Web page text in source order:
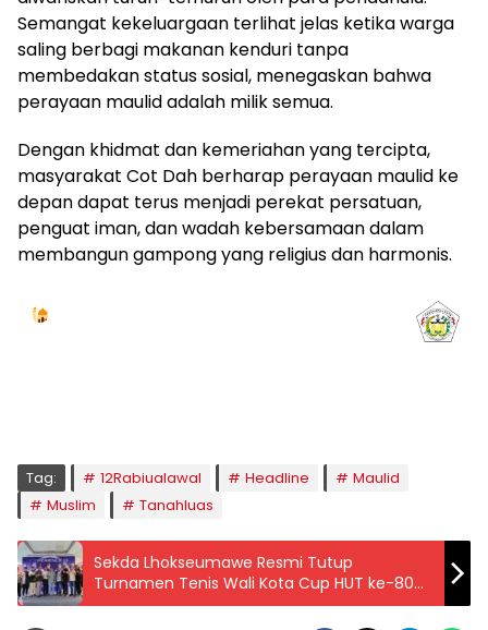
Semangat kekeluargaan terlihat jelas ketika warga
saling berbagi makanan kenduri tanpa
membedakan status sosial, menegaskan bahwa
perayaan maulid adalah milik semua.
Dengan khidmat dan kemeriahan yang tercipta,
masyarakat Cot Dah berharap perayaan maulid ke
depan dapat terus menjadi perekat persatuan,
penguat iman, dan wadah kebersamaan dalam
membangun gampong yang religius dan harmonis.
Tag: 12Rabiualawal Headline
Maulid
Muslim
Tanahluas
Sekda Lhokseumawe Resmi Tutup
Turnamen Tenis Wali Kota Cup HUT ke-80
TNI: Sportivitas Satukan Kebersamaan